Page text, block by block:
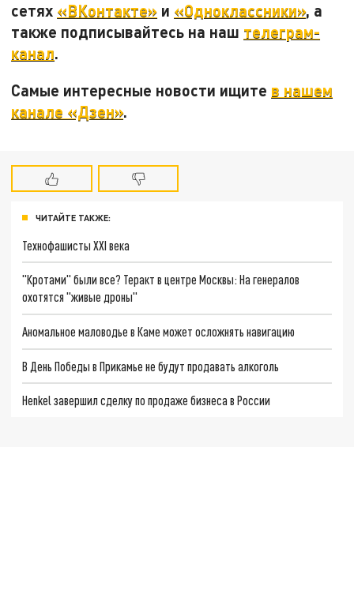
сетях «ВКонтакте» и «Одноклассники», а
также подписывайтесь на наш телеграм-
канал.
Самые интересные новости ищите в нашем
канале «Дзен».
ЧИТАЙТЕ ТАКЖЕ:
Технофашисты XXI века
"Кротами" были все? Теракт в центре Москвы: На генералов
охотятся "живые дроны"
Аномальное маловодье в Каме может осложнять навигацию
В День Победы в Прикамье не будут продавать алкоголь
Henkel завершил сделку по продаже бизнеса в России